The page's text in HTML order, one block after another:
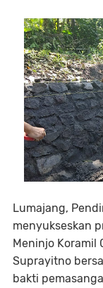
Lumajang,
menyukseskan
Meninjo Koramil
Suprayitno
bakti